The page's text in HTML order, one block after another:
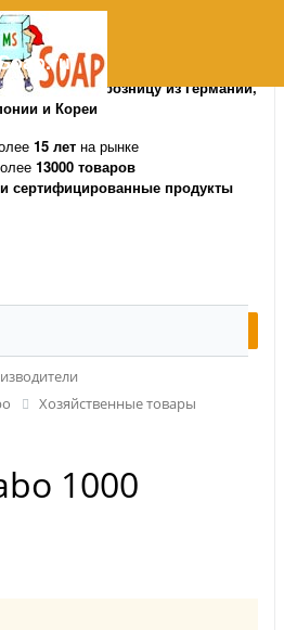
оптом и в розницу из Германии,
и Кореи
15 летна рынке
13000 товаров
сертифицированные продукты
Хозяйственные товары
1000